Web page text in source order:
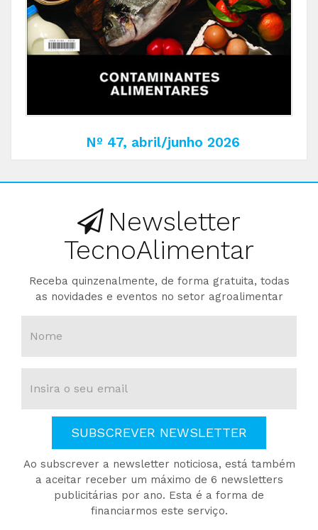
Nº 47, abril/junho 2026
Newsletter
TecnoAlimentar
Receba quinzenalmente, de forma gratuita, todas
as novidades e eventos no setor agroalimentar
SUBSCREVER NEWSLETTER
Ao subscrever a newsletter noticiosa, está também
a aceitar receber um máximo de 6 newsletters
publicitárias por ano. Esta é a forma de
financiarmos este serviço.